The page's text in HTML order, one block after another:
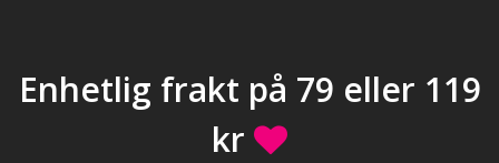
Enhetlig frakt på 79 eller 119
kr